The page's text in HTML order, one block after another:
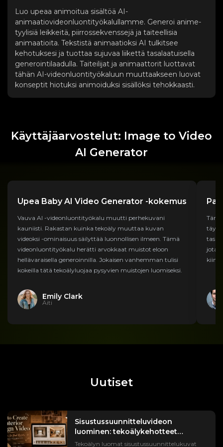
Luo upeaa animoitua sisältöä AI-
animaatiovideonluontityökalullamme. Generoi anime-
tyylisiä leikkeitä, piirrossekvenssejä ja taiteellisia
animaatioita. Tekstistä animaatioksi AI tulkitsee
kehotuksesi ja tuottaa sujuvaa liikettä tasalaatuisella
generointilaadulla. Taiteilijat ja animaattorit luottavat
tähän AI-videonluontityökaluun muuttaakseen luovat
konseptit hiotuksi animoiduksi sisällöksi tehokkaasti.
Käyttäjäarvostelut: Image to Video
AI Generator
Upea Baby AI Video Generator -kokemus
Vauva AI -videonluontityökalu muutti perhekuvani
kauniisti. Rakastan kuinka tekoäly muuttaa kuvan
videoksi -ominaisuus säilyttää luonnollisen ilmeen. Tämä
videonluontityökalu herätti arvokkaat muistot eloon
hellävaraisella generoinnilla. Jokaisen vanhemman tulisi
kokeilla tätä tekoälyluojaa pysyvien muistojen luomiseksi.
Emily Clark
Äiti
jota
Uutiset
Sisustussuunnitteluvideon
luominen: tekoälykehotteet
kiinteistöille
Tekoälyn luomat sisustussuunnittelukuvat